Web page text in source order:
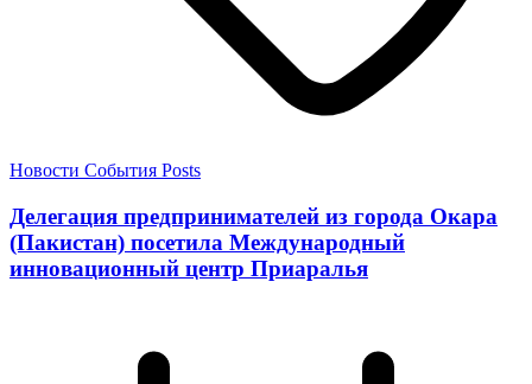
Новости События Posts
Делегация предпринимателей из города Окара
(Пакистан) посетила Международный
инновационный центр Приаралья